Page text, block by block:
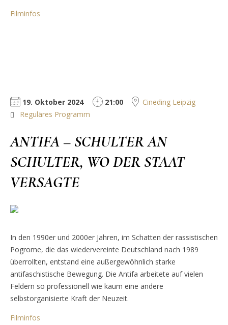
Filminfos
19. Oktober 2024 21:00
Cineding Leipzig
Reguläres Programm
ANTIFA – SCHULTER AN
SCHULTER, WO DER STAAT
VERSAGTE
In den 1990er und 2000er Jahren, im Schatten der rassistischen
Pogrome, die das wiedervereinte Deutschland nach 1989
überrollten, entstand eine außergewöhnlich starke
antifaschistische Bewegung. Die Antifa arbeitete auf vielen
Feldern so professionell wie kaum eine andere
selbstorganisierte Kraft der Neuzeit.
Filminfos